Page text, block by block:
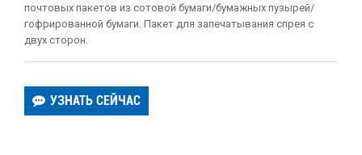
почтовых пакетов из сотовой бумаги/бумажных пузырей/
гофрированной бумаги. Пакет для запечатывания спрея с
двух сторон.
УЗНАТЬ СЕЙЧАС